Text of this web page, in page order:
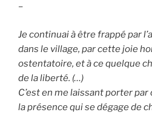
–
Je continuai à être frappé par
dans le village, par cette joie
ostentatoire, et à ce quelque
de la liberté. (…)
C’est en me laissant porter par
la présence qui se dégage de